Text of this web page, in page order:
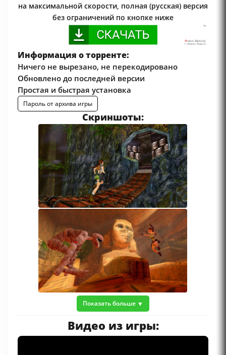
на максимальной скорости, полная (русская) версия
без ограничений по кнопке ниже
Информация о торренте:
Ничего не вырезано, не перекодировано
Обновлено до последней версии
Простая и быстрая установка
Пароль от архива игры
Скриншоты:
Показать больше
Видео из игры: